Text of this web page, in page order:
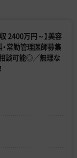
2400万円～】美容
常勤管理医師募集
談可能◎／無理な